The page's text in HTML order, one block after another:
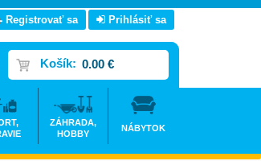
Registrovať sa Prihlásiť sa
Košík: 0.00 €
ZÁHRADA,
HOBBY
NÁBYTOK